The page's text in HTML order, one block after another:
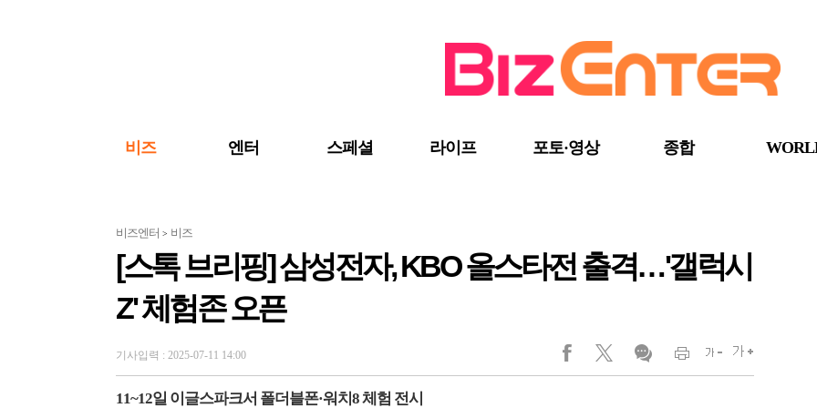
비즈 엔터 스페셜 라이프 포토·영상 종합
비즈엔터 > 비즈
[스톡 브리핑] 삼성전자, KBO 올스타전 출격…'갤럭시
Z' 체험존 오픈
기사입력 : 2025-07-11 14:00
11~12일 이글스파크서 폴더블폰·워치8 체험 전시